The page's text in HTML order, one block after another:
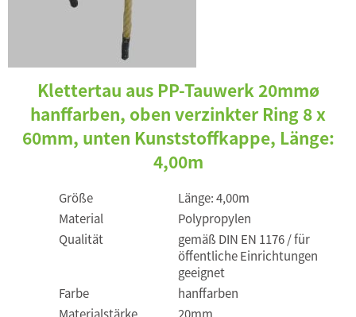
Klettertau aus PP-Tauwerk 20mmø
hanffarben, oben verzinkter Ring 8 x
60mm, unten Kunststoffkappe, Länge:
4,00m
Größe
Länge: 4,00m
Material
Polypropylen
Qualität
gemäß DIN EN 1176 / für
öffentliche Einrichtungen
geeignet
Farbe
hanffarben
Materialstärke
20mm